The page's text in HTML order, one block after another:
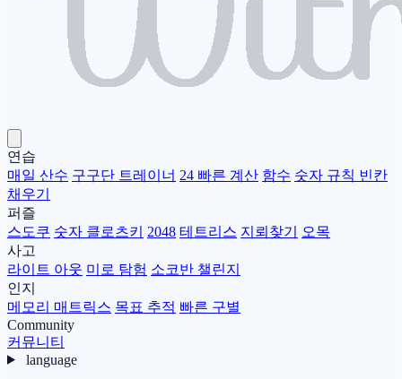
연습
매일 산수 구구단 트레이너 24 빠른 계산 함수 숫자 규칙 빈칸
채우기
퍼즐
스도쿠 숫자 클로츠키 2048 테트리스 지뢰찾기
오목
사고
라이트 아웃 미로 탐험 소코반 챌린지
인지
메모리 매트릭스 목표 추적 빠른 구별
Community
커뮤니티
language